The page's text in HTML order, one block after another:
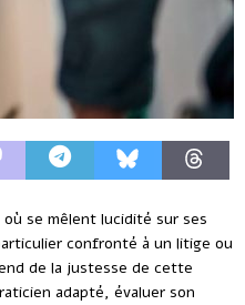
où se mêlent lucidité sur ses
confronté à un litige ou
de la justesse de cette
adapté, évaluer son